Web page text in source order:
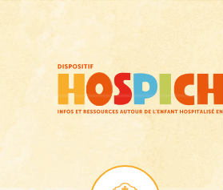
principal